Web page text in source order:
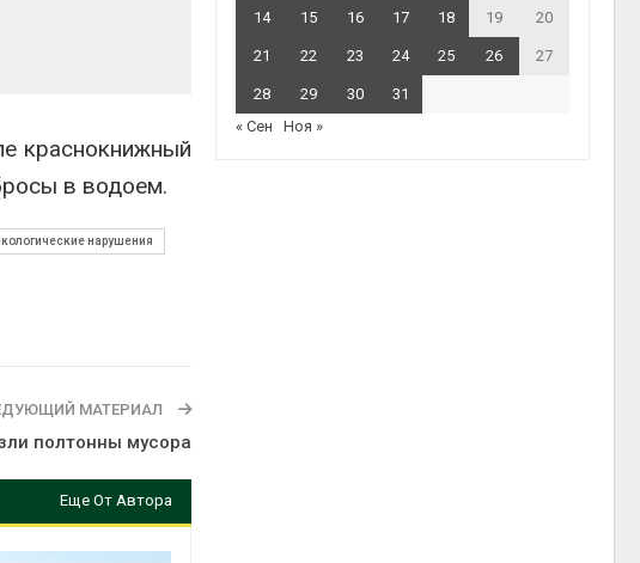
краснокнижный
в водоем.
нарушения
МАТЕРИАЛ
полтонны мусора
Еще От Автора
14 15 16 17 18 19 20
21 22 23 24 25 26 27
28 29 30
31
« Сен
Ноя »